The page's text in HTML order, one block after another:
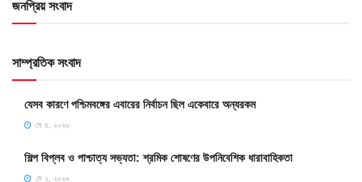
জনপ্রিয় সংবাদ
সাম্প্রতিক সংবাদ
যেসব কারণে পশ্চিমবঙ্গের এবারের নির্বাচন ছিল একেবারে অন্যরকম
মে ৪, ২০২৬
শিল্প বিপ্লব ও পাশ্চাত্য সভ্যতা: শ্রমিক শোষণের উপনিবেশিক ধারাবাহিকতা
মে ২, ২০২৬